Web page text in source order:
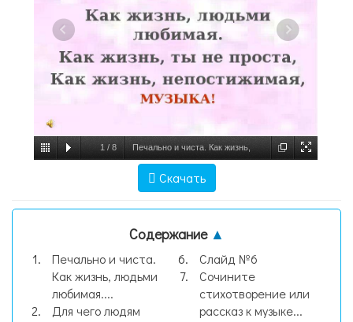
1 / 8 Печально и чиста. Как жизнь,
Как жизнь, непостижимая, МУЗЫКА!,
Скачать
Содержание ▲
Печально и чиста.
Как жизнь, людьми
любимая....
Для чего людям
Слайд №6
Сочините
стихотворение или
рассказ к музыке...